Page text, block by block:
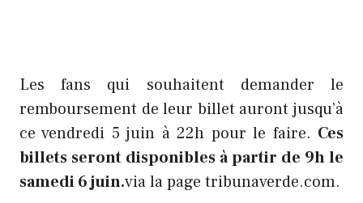
Les fans qui souhaitent demander le
remboursement de leur billet auront jusqu’à
ce vendredi 5 juin à 22h pour le faire. Ces
billets seront disponibles à partir de 9h le
samedi 6 juin.via la page tribunaverde.com.